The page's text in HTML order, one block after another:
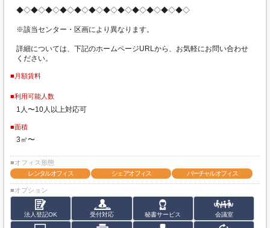
◆◇◆◇◆◇◆◇◆◇◆◇◆◇◆◇◆◇◆◇◆◇◆◇
※該当センター・区画により異なります。
詳細については、下記のホームページURLから、お気軽にお問い合わせ
ください。
■月額賃料
■利用可能人数
1人〜10人以上対応可
■面積
3㎡〜
■オフィス形態
レンタルオフィス
シェアオフィス バーチャルオフィス
■オプション
法人登記OK 受付対応 秘書サービス 会議室